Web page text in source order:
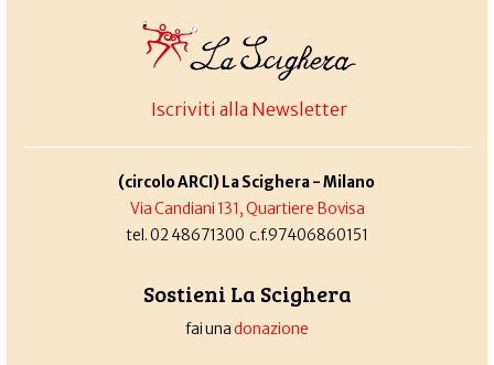
Iscriviti alla Newsletter
(circolo ARCI) La Scighera - Milano
Via Candiani 131, Quartiere Bovisa
tel. 02 48671300 c.f.97406860151
Sostieni La Scighera
fai unadonazione